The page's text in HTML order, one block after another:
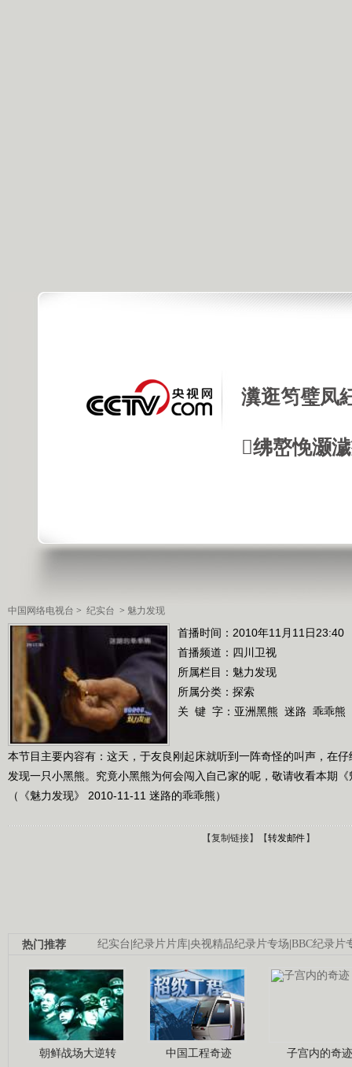
瀵逛笉璧凤
绋嶅悗灏
中国网络电视台 > 纪实台 > 魅力发现
首播时间：2010年11月11日23:40
首播频道： 四川卫视
所属栏目： 魅力发现
所属分类：探索
关 键 字： 亚洲黑熊 迷路 乖乖熊
本节目主要内容有：这天，于友良刚起床就听到一阵奇怪的叫声，在
发现一只小黑熊。究竟小黑熊为何会闯入自己家的呢，敬请收看本期
（《魅力发现》 2010-11-11 迷路的乖乖熊）
【复制链接】【转发邮件】
纪实台|纪录片片库|央视精品纪录片专场|BBC纪录片
热门推荐
朝鲜战场大逆转 中国工程奇迹 子宫内的奇迹